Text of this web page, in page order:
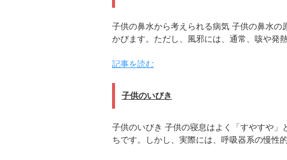
子供の鼻水から考えられる病気 子供の鼻水
かびます。ただし、風邪には、通常、咳や発
記事を読む
子供のいびき
子供のいびき 子供の寝息はよく「すやすや
ちです。しかし、実際には、呼吸器系の慢性